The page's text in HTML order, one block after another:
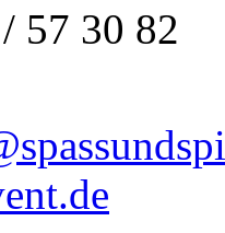
57 30 82